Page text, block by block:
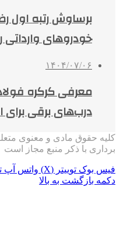
برساوش رتبه اول
خودروهای
۱۴۰۴/۰۷/۰۶
درب‌های برقی برای
کلیه حقوق مادی و معنوی
برداری با ذکر منبع مجاز است
فیس بوک توییتر (X) واتس آپ
دکمه بازگشت به بالا